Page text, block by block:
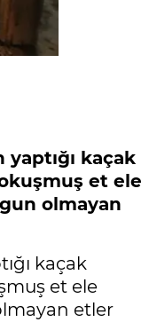
kaçak
et ele
olmayan
kaçak
et ele
etler